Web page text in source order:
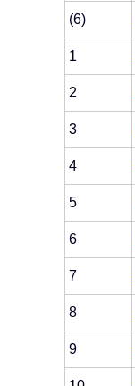
(6)
1
2
3
4
5
6
7
8
9